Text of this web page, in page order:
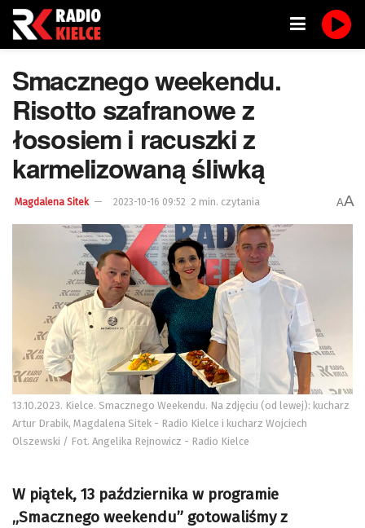
Smacznego weekendu.
Risotto szafranowe z
łososiem i racuszki z
karmelizowaną śliwką
Magdalena Sitek 2023-10-16 09:52 2 min. czytania AA
13.10.2023. Kielce. Smacznego Weekendu. Na zdjęciu (od lewej): kucharz
Artur Drabik, Magdalena Sitek - Radio Kielce i kucharz Wojciech
Olszewski / Fot. Angelika Rejnowicz - Radio Kielce
W piątek, 13 października w programie
„Smacznego weekendu” gotowaliśmy z